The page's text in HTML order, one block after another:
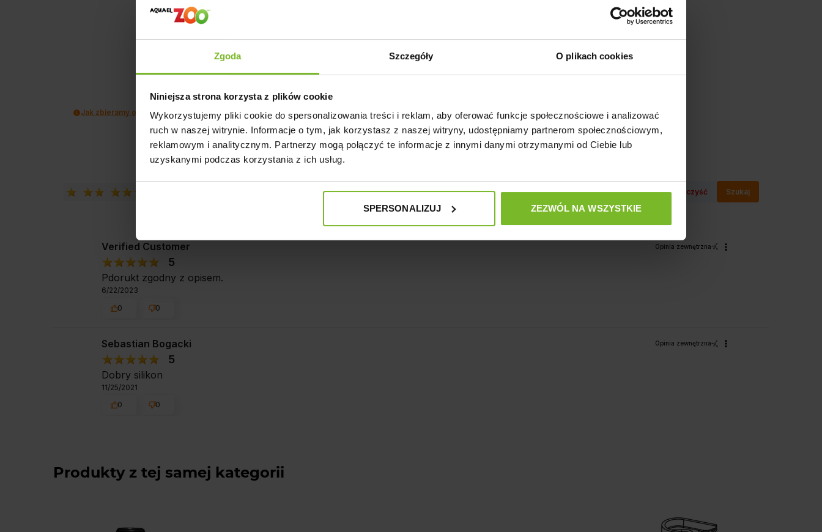
Zgoda Szczegóły O plikach cookies
Niniejsza strona korzysta z plików cookie
Wykorzystujemy pliki cookie do spersonalizowania treści i reklam, aby oferować funkcje społecznościowe i analizować
ruch w naszej witrynie. Informacje o tym, jak korzystasz z naszej witryny, udostępniamy partnerom społecznościowym,
reklamowym i analitycznym. Partnerzy mogą połączyć te informacje z innymi danymi otrzymanymi od Ciebie lub
uzyskanymi podczas korzystania z ich usług.
SPERSONALIZUJ ZEZWÓL NA WSZYSTKIE
0%
1 0%
Jak zbieramy opinie?
Opinie klientów Pytania i odpowiedzi (0)
Wyczyść Szukaj
Verified Customer Opinia zewnętrzna
5
Pdorukt zgodny z opisem.
6/22/2023
0
0
Sebastian Bogacki Opinia zewnętrzna
5
Dobry silikon
11/25/2021
0
0
Produkty z tej samej kategorii